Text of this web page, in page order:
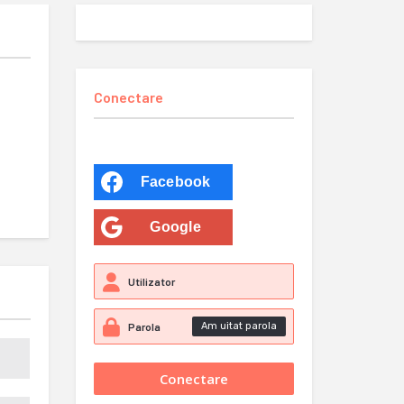
Conectare
Facebook
Google
Am uitat parola